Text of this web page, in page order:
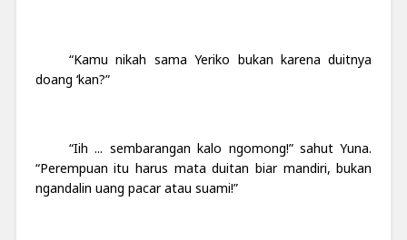
“Kamu nikah sama Yeriko bukan karena duitnya
doang ‘kan?”
“Iih ... sembarangan kalo ngomong!” sahut Yuna.
“Perempuan itu harus mata duitan biar mandiri, bukan
ngandalin uang pacar atau suami!”